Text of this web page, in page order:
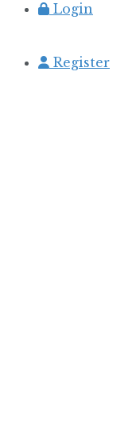
Login
Register